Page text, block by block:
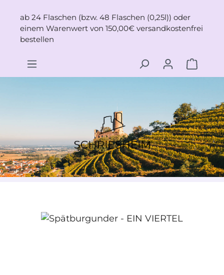
Zum Hauptinhalt springen
ab 24 Flaschen (bzw. 48 Flaschen (0,25l)) oder
einem Warenwert von 150,00€ versandkostenfrei
bestellen
Bildergalerie überspringen